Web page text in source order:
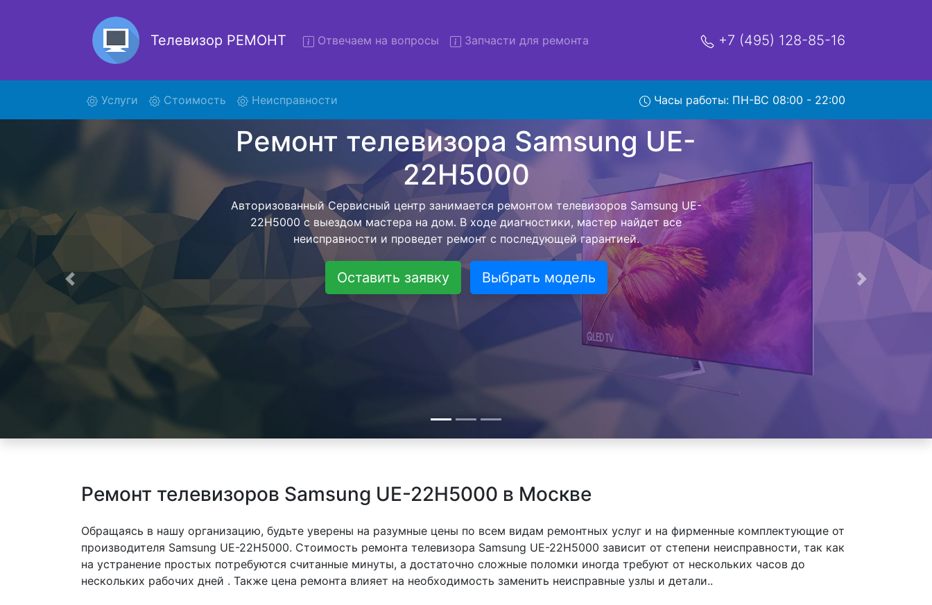
Телевизор РЕМОНТ Отвечаем на вопросы Запчасти для ремонта +7 (495) 128-85-16
Услуги (current)Стоимость Неисправности Часы работы: ПН-ВС 08:00 - 22:00
Ремонт телевизоров Samsung UE-
22H5000 с вывозом в сервис
Ремонт телевизоров Samsung UE-22H5000 с вывозом в сервисный центр и обратно
- с помощью нашей бесплатной услуги, специалист заберет Ваш телевизор для
дальнейшего более детального ремонта. Оговоренная стоимость ремонта
останется неизменно при возвращении видеотехники обратно.
Оставить заявку Выбрать модель
Предыдущая Следующая
Ремонт телевизоров Samsung UE-22H5000 в Москве
Обращаясь в нашу организацию, будьте уверены на разумные цены по всем видам ремонтных услуг и на фирменные комплектующие от
производителя Samsung UE-22H5000. Стоимость ремонта телевизора Samsung UE-22H5000 зависит от степени неисправности, так как
на устранение простых потребуются считанные минуты, а достаточно сложные поломки иногда требуют от нескольких часов до
нескольких рабочих дней . Также цена ремонта влияет на необходимость заменить неисправные узлы и детали..